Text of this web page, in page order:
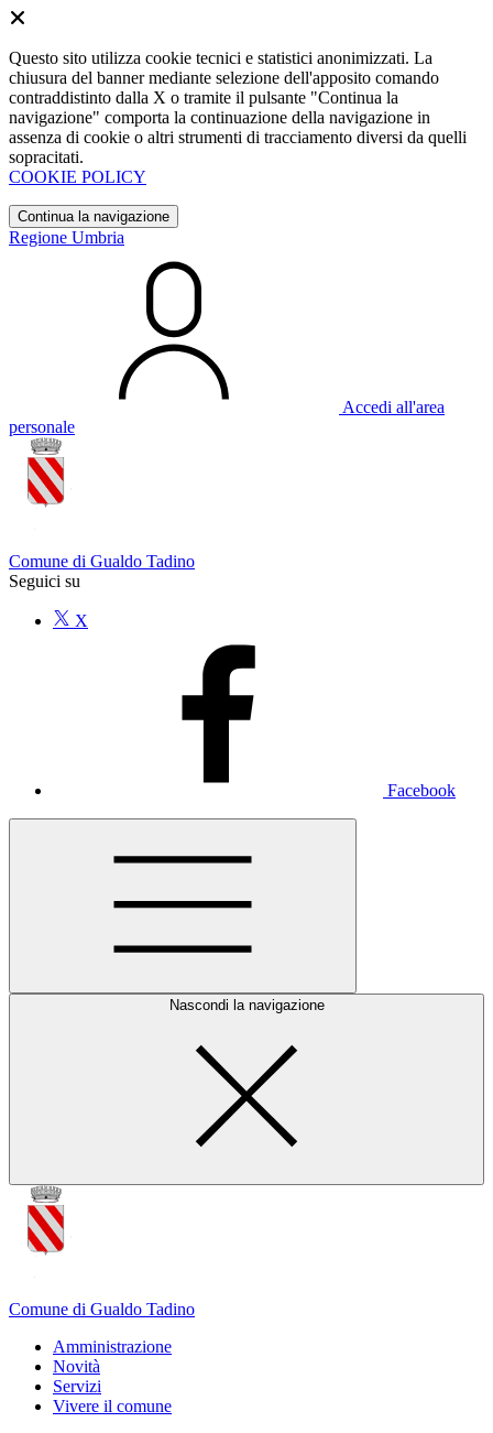
Questo sito utilizza cookie tecnici e statistici anonimizzati. La
chiusura del banner mediante selezione dell'apposito comando
contraddistinto dalla X o tramite il pulsante "Continua la
navigazione" comporta la continuazione della navigazione in
assenza di cookie o altri strumenti di tracciamento diversi da quelli
sopracitati.
COOKIE POLICY
Continua la navigazione
Regione Umbria
Accedi all'area
personale
Comune di Gualdo Tadino
Seguici su
X
Facebook
Nascondi la navigazione
Comune di Gualdo Tadino
Amministrazione
Novità
Servizi
Vivere il comune